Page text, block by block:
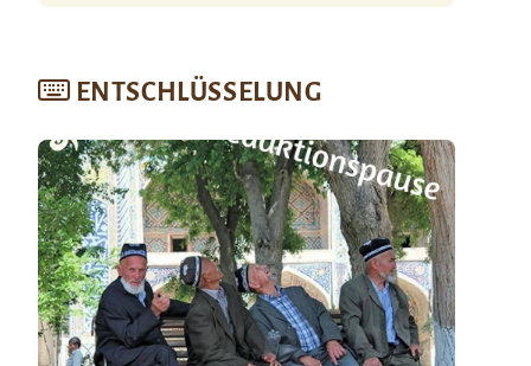
ENTSCHLÜSSELUNG